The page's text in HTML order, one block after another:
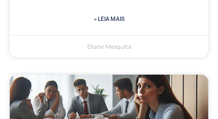
» LEIA MAIS
Eliane Mesquita